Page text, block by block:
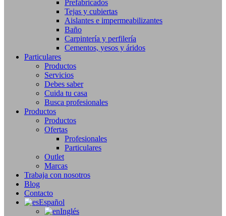
Prefabricados
Tejas y cubiertas
Aislantes e impermeabilizantes
Baño
Carpintería y perfilería
Cementos, yesos y áridos
Particulares
Productos
Servicios
Debes saber
Cuida tu casa
Busca profesionales
Productos
Productos
Ofertas
Profesionales
Particulares
Outlet
Marcas
Trabaja con nosotros
Blog
Contacto
Español
Inglés